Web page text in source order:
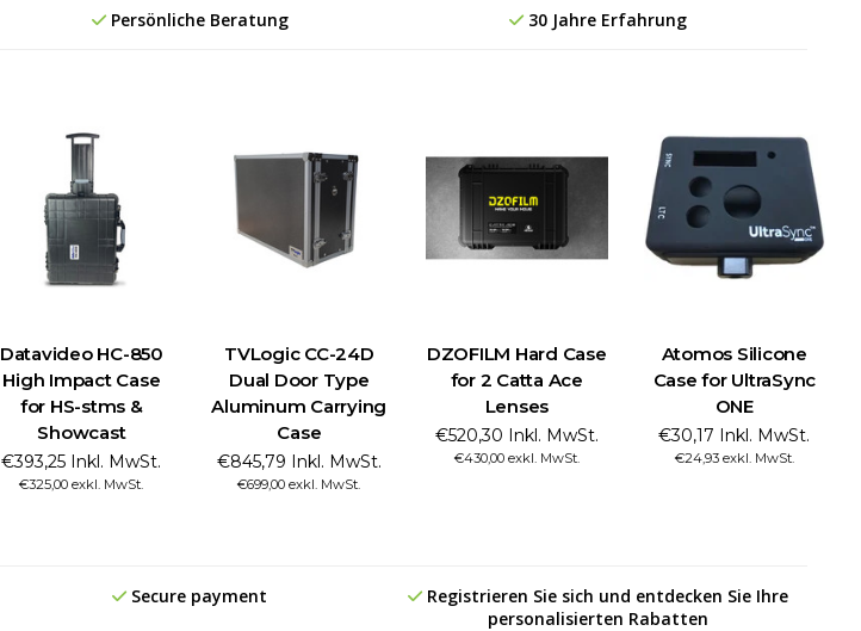
Persönliche Beratung 30 Jahre Erfahrung
Datavideo HC-850
High Impact Case
for HS-stms &
Showcast
€393,25 Inkl. MwSt.
€325,00 exkl. MwSt.
TVLogic CC-24D
Dual Door Type
Aluminum Carrying
Case
€845,79 Inkl. MwSt.
€699,00 exkl. MwSt.
DZOFILM Hard Case
for 2 Catta Ace
Lenses
€520,30 Inkl. MwSt.
€430,00 exkl. MwSt.
Atomos Silicone
Case for UltraSync
ONE
€30,17 Inkl. MwSt.
€24,93 exkl. MwSt.
Secure payment
Registrieren Sie sich und entdecken Sie Ihre
personalisierten Rabatten